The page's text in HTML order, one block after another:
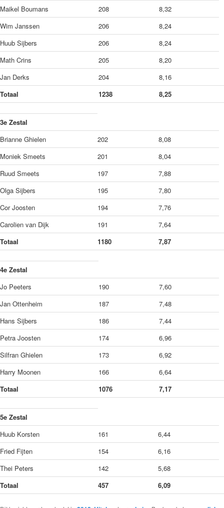
Maikel Boumans
208
8,32
Wim Janssen
206
8,24
Huub Sijbers
206
8,24
Math Crins
205
8,20
Jan Derks
204
8,16
Totaal
1238 8,25
3e Zestal
Brianne Ghielen
202
8,08
Moniek Smeets
201
8,04
Ruud Smeets
197
7,88
Olga Sijbers
195
7,80
Cor Joosten
194
7,76
Carolien van Dijk
191
7,64
Totaal
1180 7,87
4e Zestal
Jo Peeters
190
7,60
Jan Ottenheim
187
7,48
Hans Sijbers
186
7,44
Petra Joosten
174
6,96
Silfran Ghielen
173
6,92
Harry Moonen
166
6,64
Totaal
1076 7,17
5e Zestal
Huub Korsten
161
6,44
Fried Fijten
154
6,16
Thei Peters
142
5,68
Totaal
457 6,09